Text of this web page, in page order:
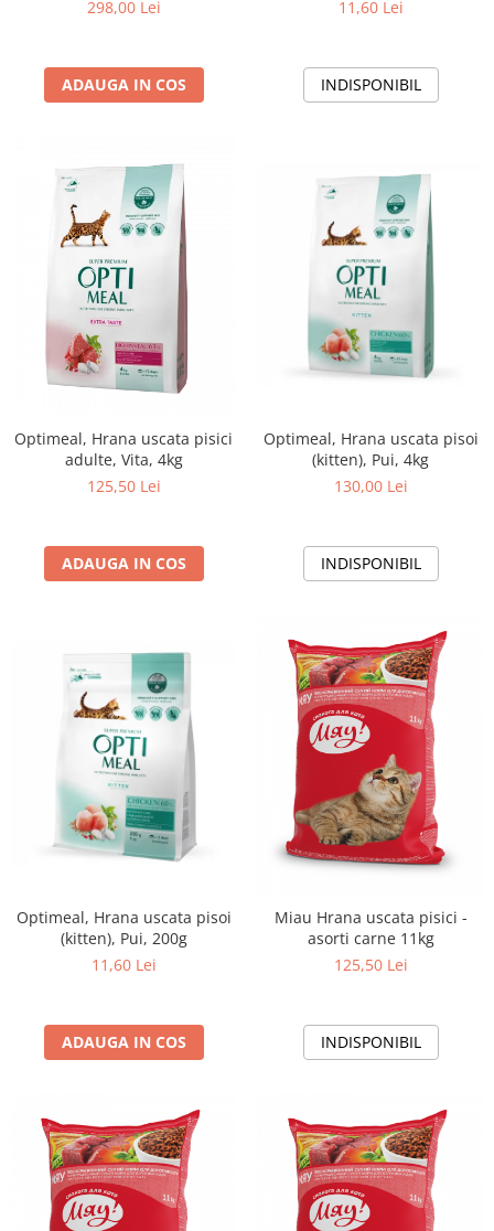
298,00 Lei
ADAUGA IN COS
11,60 Lei
INDISPONIBIL
Optimeal, Hrana uscata pisici
adulte, Vita, 4kg
125,50 Lei
ADAUGA IN COS
Optimeal, Hrana uscata pisoi
(kitten), Pui, 4kg
130,00 Lei
INDISPONIBIL
Optimeal, Hrana uscata pisoi
(kitten), Pui, 200g
11,60 Lei
ADAUGA IN COS
Miau Hrana uscata pisici -
asorti carne 11kg
125,50 Lei
INDISPONIBIL